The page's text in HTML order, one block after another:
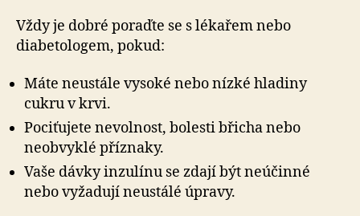
Vždy je dobré poraďte se s lékařem nebo
diabetologem, pokud:
Máte neustále vysoké nebo nízké hladiny
cukru v krvi.
Pociťujete nevolnost, bolesti břicha nebo
neobvyklé příznaky.
Vaše dávky inzulínu se zdají být neúčinné
nebo vyžadují neustálé úpravy.